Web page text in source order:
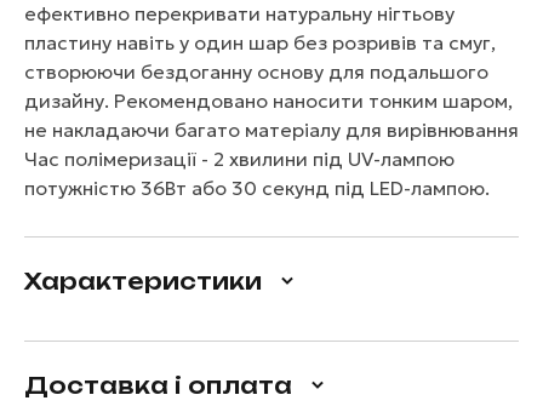
ефективно перекривати натуральну нігтьову
пластину навіть у один шар без розривів та смуг,
створюючи бездоганну основу для подальшого
дизайну. Рекомендовано наносити тонким шаром,
не накладаючи багато матеріалу для вирівнювання
Час полімеризації - 2 хвилини під UV-лампою
потужністю 36Вт або 30 секунд під LED-лампою.
Характеристики
Доставка і оплата